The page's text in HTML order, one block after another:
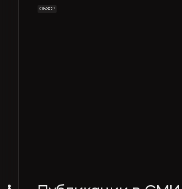
ОБЗОР